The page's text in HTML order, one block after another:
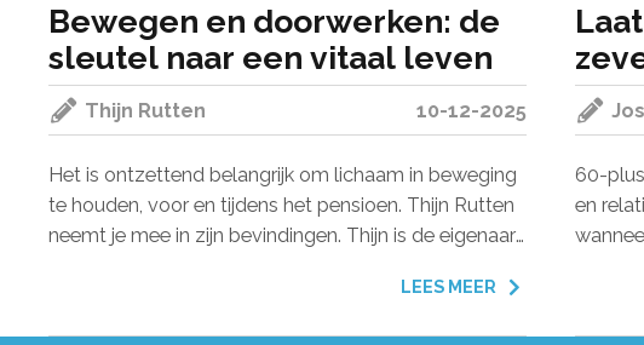
Bewegen en doorwerken: de
sleutel naar een vitaal leven
Thijn Rutten 10-12-2025
Het is ontzettend belangrijk om lichaam in beweging
te houden, voor en tijdens het pensioen. Thijn Rutten
neemt je mee in zijn bevindingen. Thijn is de eigenaar
1 sessies levenslust van 60-plussers vergroten of
LEES MEER
60-
en